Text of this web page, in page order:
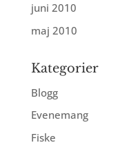
juni 2010
maj 2010
Kategorier
Blogg
Evenemang
Fiske